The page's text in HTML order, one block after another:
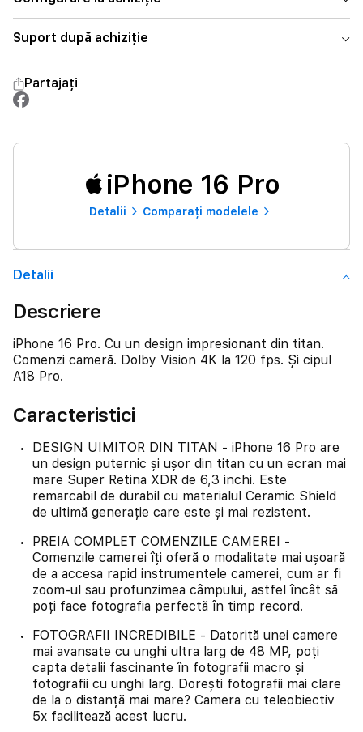
Suport după achiziție
Partajați
iPhone 16 Pro
Detalii Comparați modelele
Detalii
Descriere
iPhone 16 Pro. Cu un design impresionant din titan.
Comenzi cameră. Dolby Vision 4K la 120 fps. Și cipul
A18 Pro.
Caracteristici
DESIGN UIMITOR DIN TITAN - iPhone 16 Pro are
un design puternic și ușor din titan cu un ecran mai
mare Super Retina XDR de 6,3 inchi. Este
remarcabil de durabil cu materialul Ceramic Shield
de ultimă generație care este și mai rezistent.
PREIA COMPLET COMENZILE CAMEREI -
Comenzile camerei îți oferă o modalitate mai ușoară
de a accesa rapid instrumentele camerei, cum ar fi
zoom-ul sau profunzimea câmpului, astfel încât să
poți face fotografia perfectă în timp record.
FOTOGRAFII INCREDIBILE - Datorită unei camere
mai avansate cu unghi ultra larg de 48 MP, poți
capta detalii fascinante în fotografii macro și
fotografii cu unghi larg. Dorești fotografii mai clare
de la o distanță mai mare? Camera cu teleobiectiv
5x facilitează acest lucru.